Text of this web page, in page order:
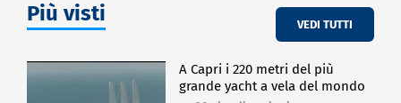
Più visti VEDI TUTTI
A Capri i 220 metri del più
grande yacht a vela del mondo